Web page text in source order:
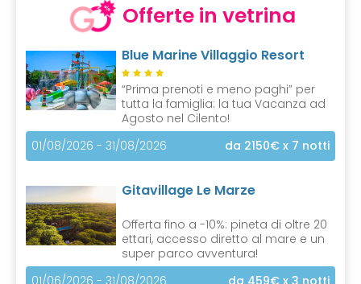
Offerte in vetrina
Blue Marine Villaggio Resort
“Prima prenoti e meno paghi” per
tutta la famiglia: la tua Vacanza ad
Agosto nel Cilento!
01/08/2026 - 31/08/2026
da 2150€ x 7 notti
Gitavillage Le Marze
Offerta fino a -10%: pineta di oltre 20
ettari, accesso diretto al mare e un
super parco avventura!
01/06/2026 - 31/08/2026
da 459€ x 3 notti